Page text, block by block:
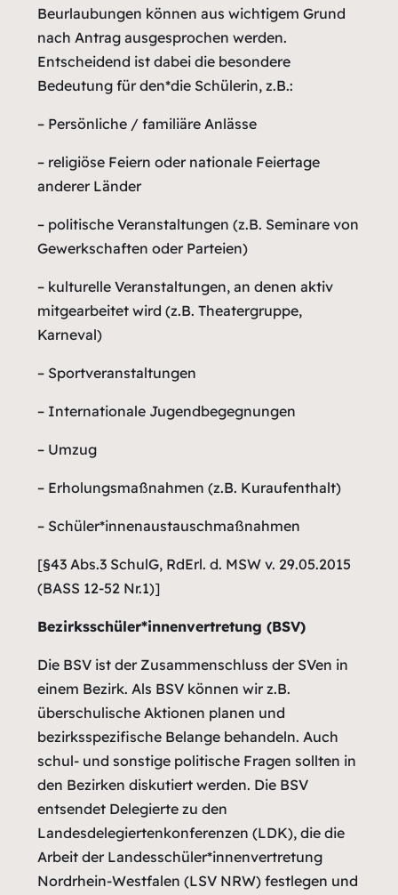
Beurlaubungen können aus wichtigem Grund
nach Antrag ausgesprochen werden.
Entscheidend ist dabei die besondere
Bedeutung für den*die Schülerin, z.B.:
– Persönliche / familiäre Anlässe
– religiöse Feiern oder nationale Feiertage
anderer Länder
– politische Veranstaltungen (z.B. Seminare von
Gewerkschaften oder Parteien)
– kulturelle Veranstaltungen, an denen aktiv
mitgearbeitet wird (z.B. Theatergruppe,
Karneval)
– Sportveranstaltungen
– Internationale Jugendbegegnungen
– Umzug
– Erholungsmaßnahmen (z.B. Kuraufenthalt)
– Schüler*innenaustauschmaßnahmen
[§43 Abs.3 SchulG, RdErl. d. MSW v. 29.05.2015
(BASS 12-52 Nr.1)]
Bezirksschüler*innenvertretung (BSV)
Die BSV ist der Zusammenschluss der SVen in
einem Bezirk. Als BSV können wir z.B.
überschulische Aktionen planen und
bezirksspezifische Belange behandeln. Auch
schul- und sonstige politische Fragen sollten in
den Bezirken diskutiert werden. Die BSV
entsendet Delegierte zu den
Landesdelegiertenkonferenzen (LDK), die die
Arbeit der Landesschüler*innenvertretung
Nordrhein-Westfalen (LSV NRW) festlegen und